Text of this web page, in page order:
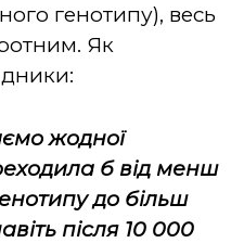
генотипу), весь
Як
жодної
б від менш
до більш
після 10 000